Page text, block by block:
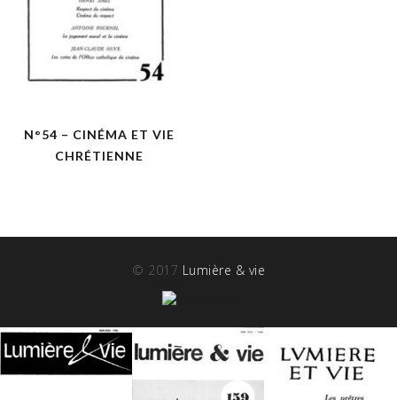
N°54 – CINÉMA ET VIE
CHRÉTIENNE
© 2017 Lumière & vie